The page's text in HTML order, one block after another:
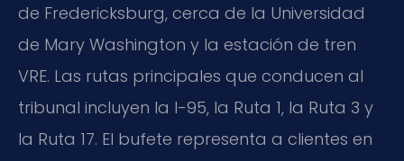
de Fredericksburg, cerca de la Universidad
de Mary Washington y la estación de tren
VRE. Las rutas principales que conducen al
tribunal incluyen la I-95, la Ruta 1, la Ruta 3 y
la Ruta 17. El bufete representa a clientes en